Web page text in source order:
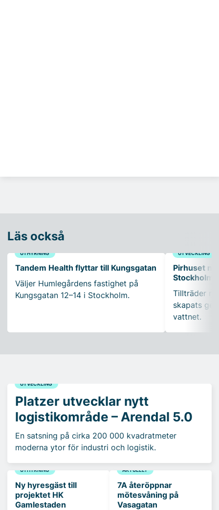
Läs också
UTHYRNING
Tandem Health flyttar till Kungsgatan
Väljer Humlegårdens fastighet på
Kungsgatan 12–14 i Stockholm.
UTVECKLING
Pirhuset
Tillträder
skapats
vattnet.
UTVECKLING
Platzer utvecklar nytt
logistikområde – Arendal 5.0
En satsning på cirka 200 000 kvadratmeter
moderna ytor för industri och logistik.
UTHYRNING
Ny hyresgäst till
projektet HK
Gamlestaden
AKTUELLT
7A återöppnar
mötesvåning på
Vasagatan